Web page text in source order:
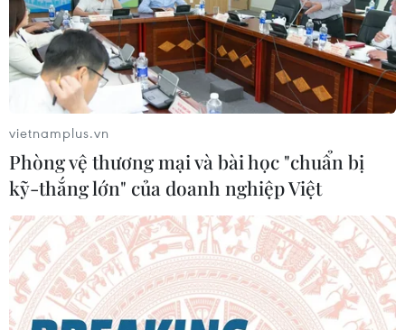
09/05/2023 05:39
Việt Nam hội nhập an ninh với phần còn lại của Đông
Nam Á và tạo ra một môi trường thuận lợi để phát triển
kinh tế, thúc đẩy công nghiệp hóa và hiện đại hóa đất
nước trong bối cảnh hội nhập khu vực.
vietnamplus.vn
Phòng vệ thương mại và bài học "chuẩn bị
kỹ-thắng lớn" của doanh nghiệp Việt